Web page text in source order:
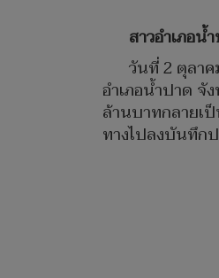
สาวอำเภอน้
วันที่ 2 ตุลา
อำเภอน้ำปาด จั
ล้านบาทกลายเ
ทางไปลงบันทึก